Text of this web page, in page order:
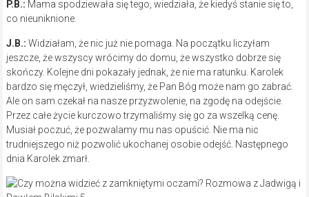
P.B.: Mama spodziewała się tego, wiedziała, że kiedyś stanie się to,
co nieuniknione.
J.B.: Widziałam, że nic już nie pomaga. Na początku liczyłam
jeszcze, że wszyscy wrócimy do domu, że wszystko dobrze się
skończy. Kolejne dni pokazały jednak, że nie ma ratunku. Karolek
bardzo się męczył, wiedzieliśmy, że Pan Bóg może nam go zabrać.
Ale on sam czekał na nasze przyzwolenie, na zgodę na odejście.
Przez całe życie kurczowo trzymaliśmy się go za wszelką cenę.
Musiał poczuć, że pozwalamy mu nas opuścić. Nie ma nic
trudniejszego niż pozwolić ukochanej osobie odejść. Następnego
dnia Karolek zmarł.